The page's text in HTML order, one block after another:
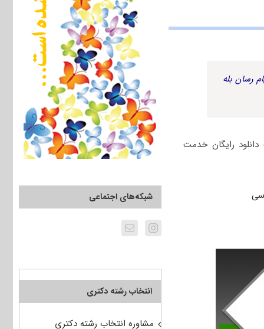
رسان بله
۱۳۹۶ سراسری و آزاد جهت دانلود رایگان خدمت
شبکه‌های اجتماعی
انتخاب رشته دکتری
مشاوره انتخاب رشته دکتری